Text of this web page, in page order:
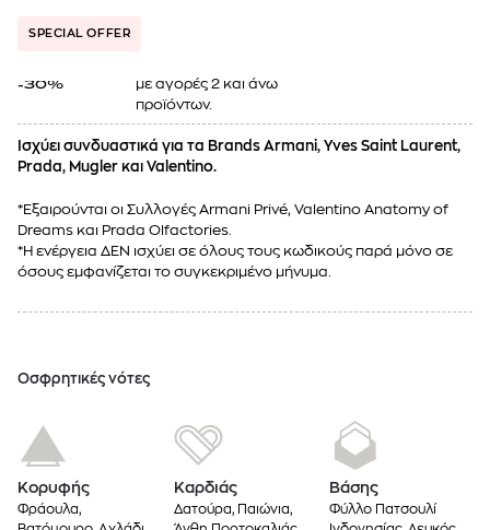
SPECIAL OFFER
-30%
με αγορές 2 και άνω
προϊόντων.
Ισχύει συνδυαστικά για τα Brands Armani, Yves Saint Laurent,
Prada, Mugler και Valentino.
*Εξαιρούνται οι Συλλογές Armani Privé, Valentino Anatomy of
Dreams και Prada Olfactories.
*Η ενέργεια ΔΕΝ ισχύει σε όλους τους κωδικούς παρά μόνο σε
όσους εμφανίζεται το συγκεκριμένο μήνυμα.
Oσφρητικές νότες
Κορυφής
Φράουλα,
Καρδιάς
Δατούρα, Παιώνια,
Βάσης
Φύλλο Πατσουλί